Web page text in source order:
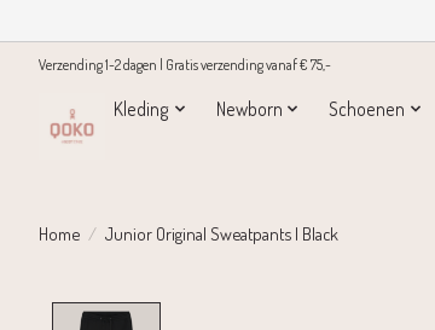
Verzending 1-2 dagen | Gratis verzending vanaf € 75,-
Kleding Newborn Schoenen
Home / Junior Original Sweatpants | Black